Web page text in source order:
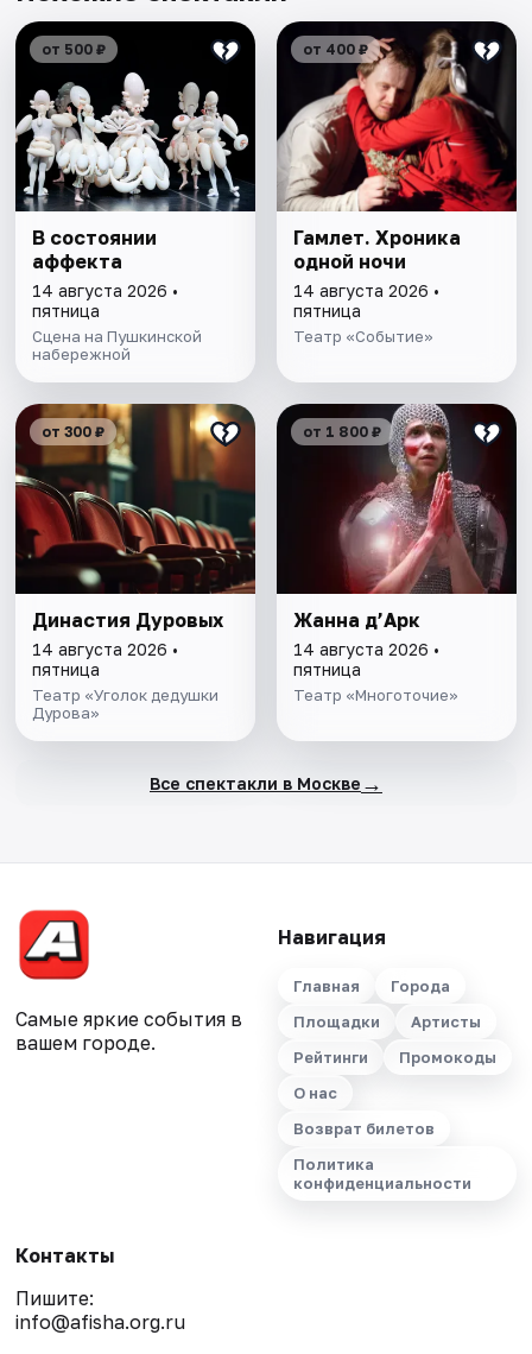
от 500 ₽
В состоянии
аффекта
14 августа 2026 •
пятница
Сцена на Пушкинской
набережной
от 400 ₽
Гамлет. Хроника
одной ночи
14 августа 2026 •
пятница
Театр «Событие»
от 300 ₽
Династия Дуровых
14 августа 2026 •
пятница
Театр «Уголок дедушки
Дурова»
от 1 800 ₽
Жанна д’Арк
14 августа 2026 •
пятница
Театр «Многоточие»
Все спектакли в Москве →
Самые яркие события в
вашем городе.
Навигация
Главная
Города
Площадки
Артисты
Рейтинги
Промокоды
О нас
Возврат билетов
Политика
конфиденциальности
Контакты
Пишите:
info@afisha.org.ru